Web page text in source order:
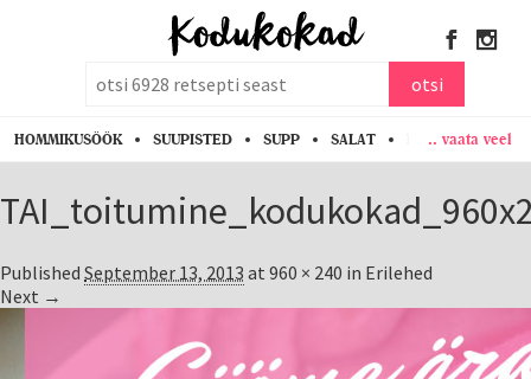
otsi
HOMMIKUSÖÖK SUUPISTED SUPP SALAT PASTA KANA
.. vaata veel
Published September 13, 2013 at 960 × 240 in Erilehed
Next →